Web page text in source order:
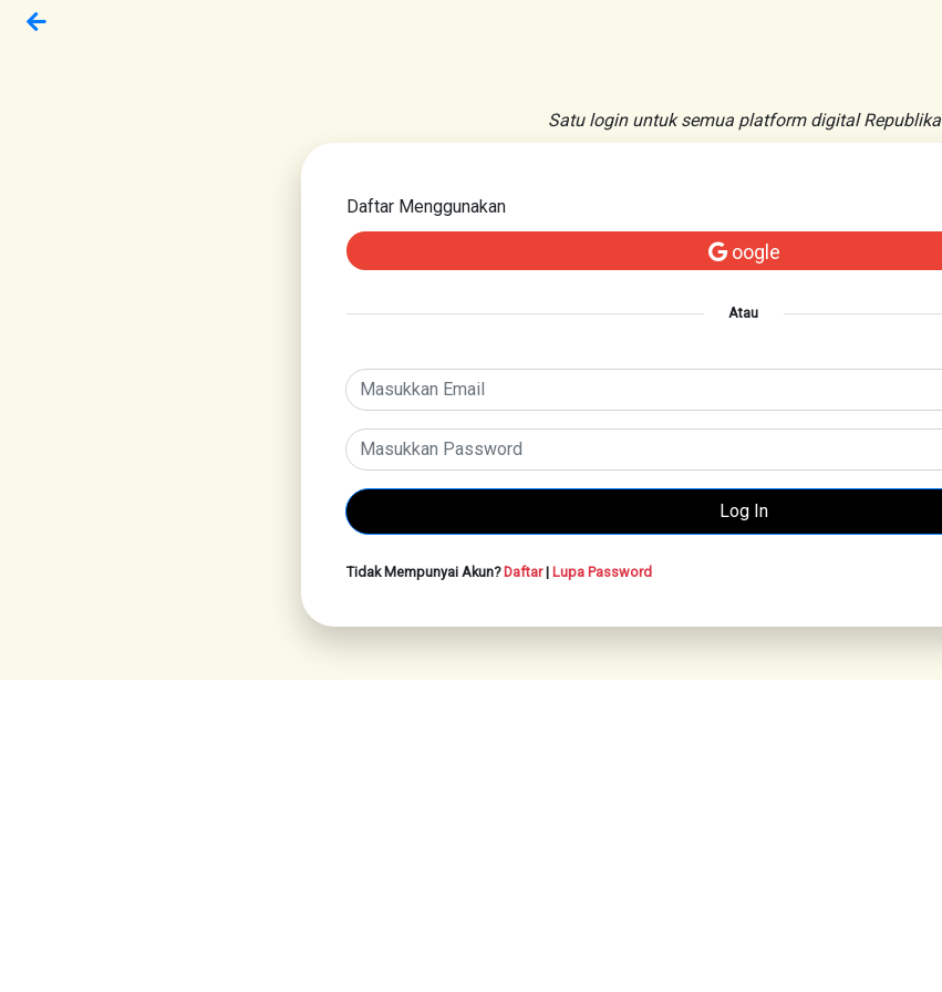
Satu login untuk semua platform digital Republika
Daftar Menggunakan
oogle
Atau
Tidak Mempunyai Akun?Daftar| Lupa Password